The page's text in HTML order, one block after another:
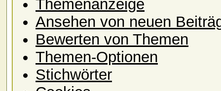
Themenanzeige
Ansehen von neuen
Bewerten von Themen
Themen-Optionen
Stichwörter